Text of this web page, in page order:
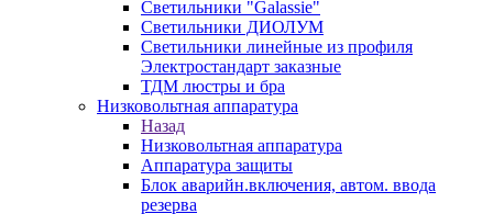
Светильники "Galassie"
Светильники ДИОЛУМ
Светильники линейные из профиля
Электростандарт заказные
ТДМ люстры и бра
Низковольтная аппаратура
Назад
Низковольтная аппаратура
Аппаратура защиты
Блок аварийн.включения, автом. ввода
резерва